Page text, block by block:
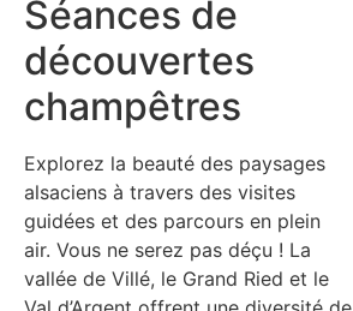
Séances de
découvertes
champêtres
Explorez la beauté des paysages
alsaciens à travers des visites
guidées et des parcours en plein
air. Vous ne serez pas déçu ! La
vallée de Villé, le Grand Ried et le